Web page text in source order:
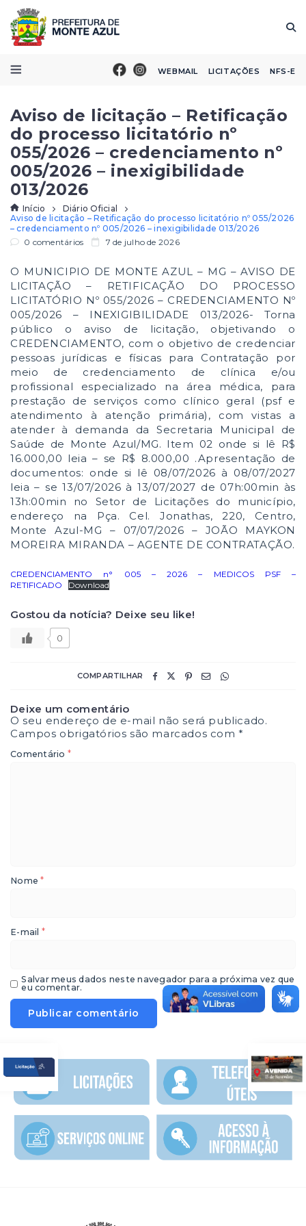
WEBMAIL LICITAÇÕES NFS-E
Aviso de licitação – Retificação
do processo licitatório nº
055/2026 – credenciamento nº
005/2026 – inexigibilidade
013/2026
Início
Diário Oficial
Aviso de licitação – Retificação do processo licitatório nº 055/2026
– credenciamento nº 005/2026 – inexigibilidade 013/2026
0 comentários
7 de julho de 2026
O MUNICIPIO DE MONTE AZUL – MG – AVISO DE
LICITAÇÃO – RETIFICAÇÃO DO PROCESSO
LICITATÓRIO Nº 055/2026 – CREDENCIAMENTO Nº
005/2026 – INEXIGIBILIDADE 013/2026- Torna
público o aviso de licitação, objetivando o
CREDENCIAMENTO, com o objetivo de credenciar
pessoas jurídicas e físicas para Contratação por
meio de credenciamento de clínica e/ou
profissional especializado na área médica, para
prestação de serviços como clínico geral (psf e
atendimento à atenção primária), com vistas a
atender à demanda da Secretaria Municipal de
Saúde de Monte Azul/MG. Item 02 onde si lê R$
16.000,00 leia – se R$ 8.000,00 .Apresentação de
documentos: onde si lê 08/07/2026 à 08/07/2027
leia – se 13/07/2026 à 13/07/2027 de 07h:00min às
13h:00min no Setor de Licitações do município,
endereço na Pça. Cel. Jonathas, 220, Centro,
Monte Azul-MG – 07/07/2026 – JOÃO MAYKON
MOREIRA MIRANDA – AGENTE DE CONTRATAÇÃO.
CREDENCIAMENTO n° 005 – 2026 – MEDICOS PSF –
RETIFICADO
Download
Gostou da notícia? Deixe seu like!
0
COMPARTILHAR
Deixe um comentário
O seu endereço de e-mail não será publicado.
Campos obrigatórios são marcados com*
Comentário *
Nome*
E-mail *
Salvar meus dados neste navegador para a próxima vez que
eu comentar.